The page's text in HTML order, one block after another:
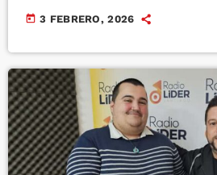
today 3 FEBRERO, 2026